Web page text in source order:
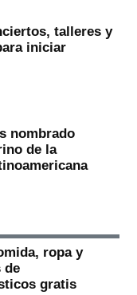
talleres y
iniciar
nombrado
de la
ropa y
de
gratis